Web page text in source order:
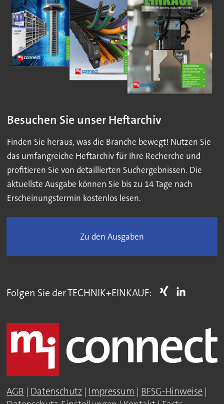
Besuchen Sie unser Heftarchiv
Finden Sie heraus, was die Branche bewegt! Nutzen Sie
das umfangreiche Heftarchiv für Ihre Recherche und
profitieren Sie von detaillierten Suchergebnissen. Die
aktuellste Ausgabe können Sie bis zu 14 Tage nach
Erscheinungstermin kostenlos lesen.
Zu den Ausgaben
Folgen Sie der TECHNIK+EINKAUF:
AGB Datenschutz Impressum BFSG-Hinweise